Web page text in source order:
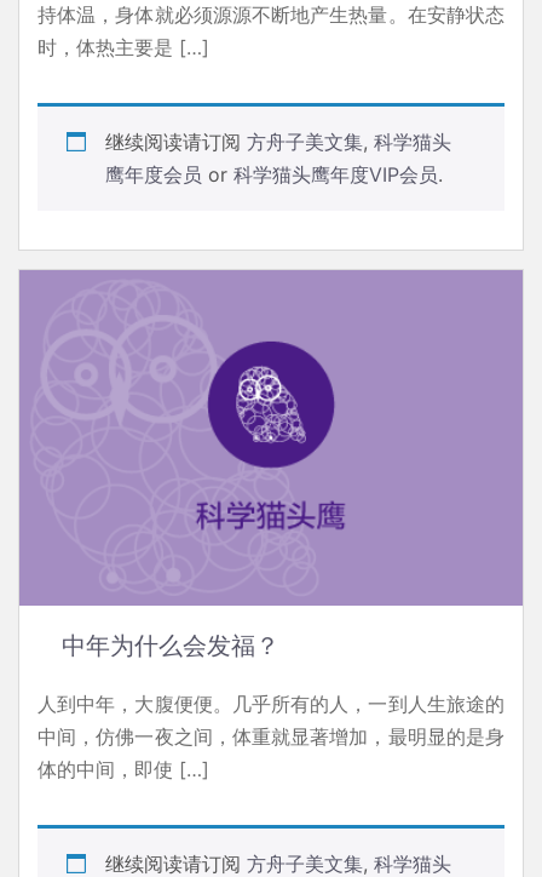
持体温，身体就必须源源不断地产生热量。在安静状态
时，体热主要是 […]
继续阅读请订阅 方舟子美文集, 科学猫头
鹰年度会员 or 科学猫头鹰年度VIP会员.
中年为什么会发福？
人到中年，大腹便便。几乎所有的人，一到人生旅途的
中间，仿佛一夜之间，体重就显著增加，最明显的是身
体的中间，即使 […]
继续阅读请订阅 方舟子美文集, 科学猫头